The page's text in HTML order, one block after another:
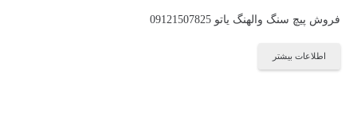
فروش پیچ سنگ والهنگ یاتو 09121507825
اطلاعات بیشتر